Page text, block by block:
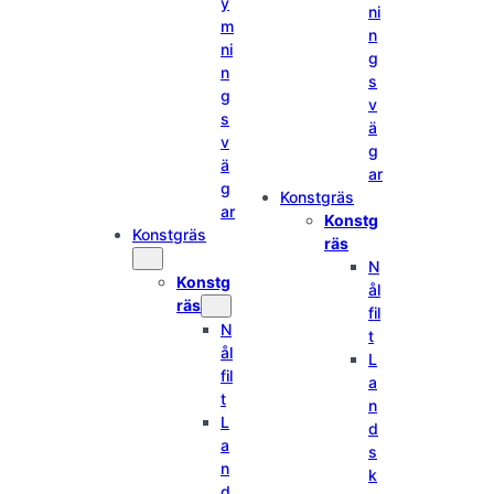
m
ni
n
g
s
v
ä
g
ar
Konstgräs
Konstg
räs
N
ål
fil
t
L
a
n
ni
n
g
s
v
ä
g
ar
Konstgräs
Konstg
räs
N
ål
fil
t
L
a
n
d
s
k